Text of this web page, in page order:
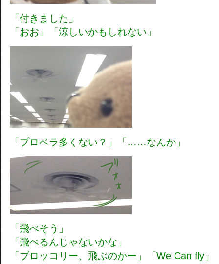
「付きました」
「おお」「涼しいかもしれない」
「プロペラ多くない？」「……なんか」
「飛べそう」
「飛べるんじゃないかな」
「ブロッコリー、飛ぶのかー」「We Can fly」